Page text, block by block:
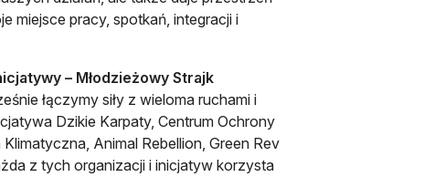
miejsce pracy, spotkań, integracji i
– Młodzieżowy Strajk
łączymy siły z wieloma ruchami i
Dzikie Karpaty, Centrum Ochrony
Animal Rebellion, Green Rev
z tych organizacji i inicjatyw korzysta